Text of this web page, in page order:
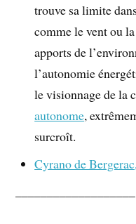
trouve sa limite
comme le vent ou
apports de
l’autonomie
le visionnage de la
autonome,
surcroît.
Cyrano de